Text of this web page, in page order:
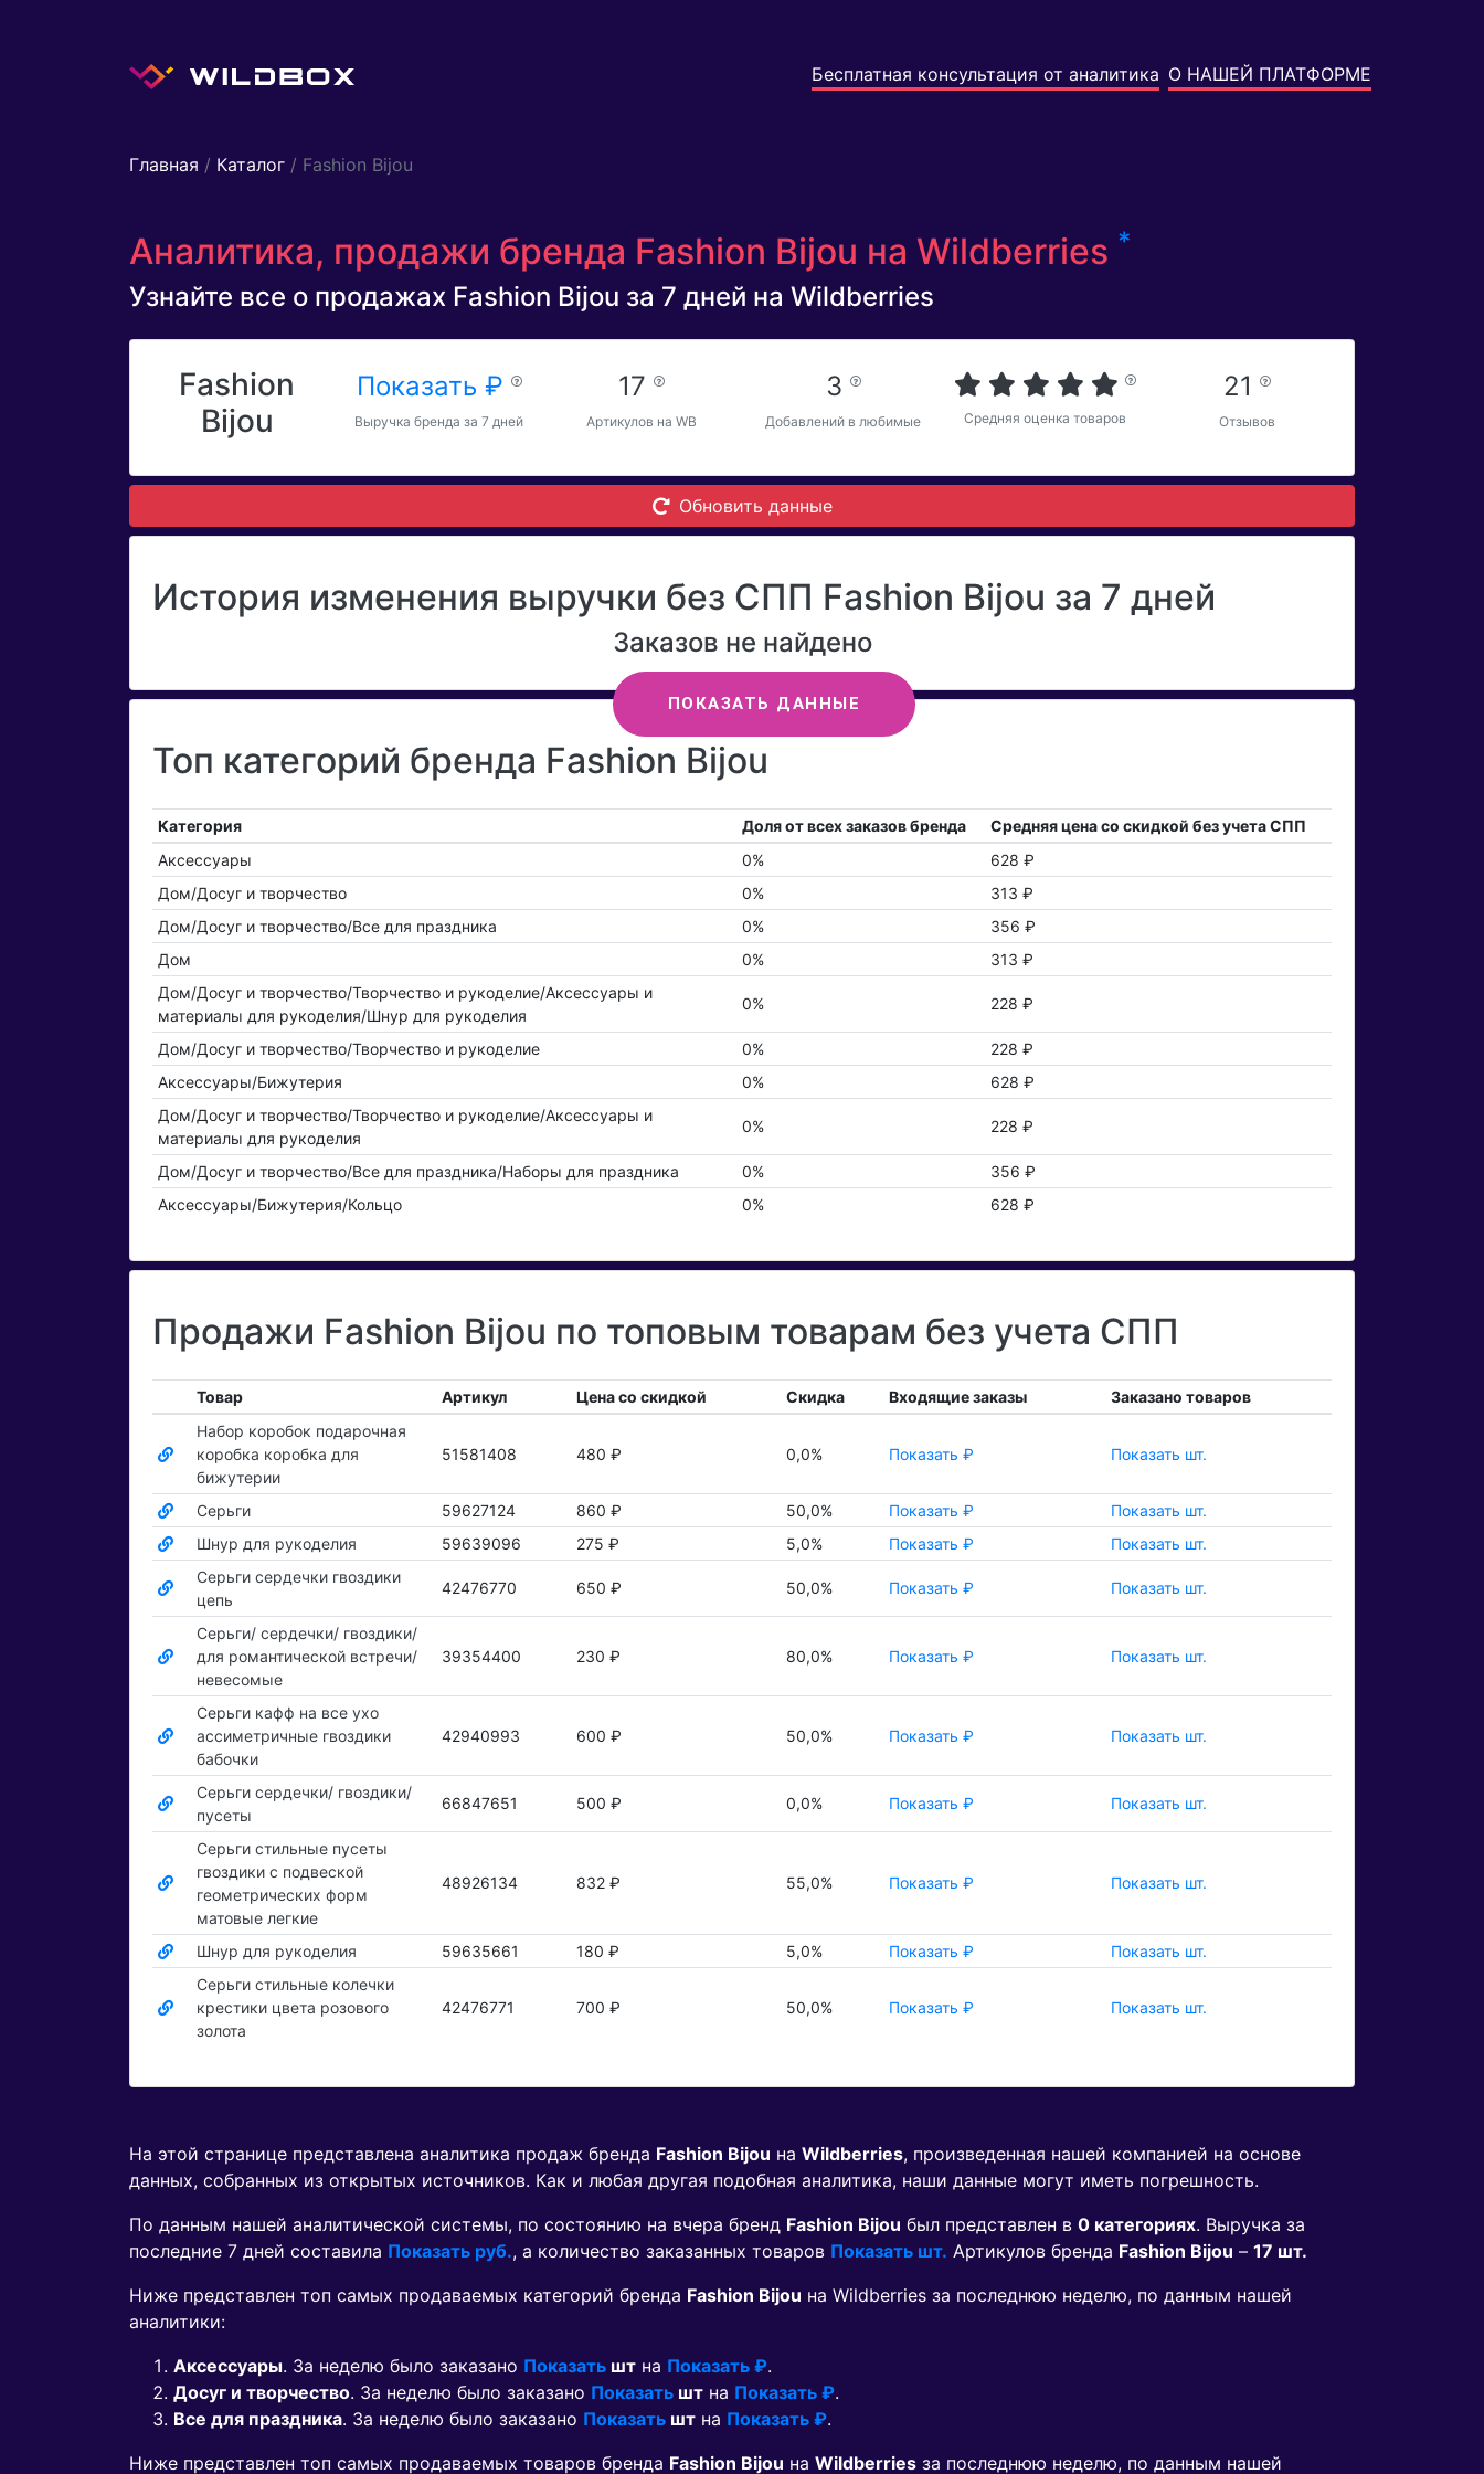
Бесплатная консультация от аналитика О НАШЕЙ ПЛАТФОРМЕ
Главная / Каталог / Fashion Bijou
Аналитика, продажи бренда Fashion Bijou на Wildberries *
Узнайте все о продажах Fashion Bijou за 7 дней на Wildberries
Fashion
Bijou
Показать ₽
Выручка бренда за 7 дней
17
Артикулов на WB
3
Добавлений в любимые Средняя оценка товаров
21
Отзывов
Обновить данные
История изменения выручки без СПП Fashion Bijou за 7 дней
ПОКАЗАТЬ ДАННЫЕ
Заказов не найдено
Топ категорий бренда Fashion Bijou
Категория Доля от всех заказов бренда
Средняя цена со скидкой без учета СПП
Аксессуары
0%
628 ₽
Дом/Досуг и творчество
0%
313 ₽
Дом/Досуг и творчество/Все для праздника
0%
356 ₽
Дом
0%
313 ₽
Дом/Досуг и творчество/Творчество и рукоделие/Аксессуары и
материалы для рукоделия/Шнур для рукоделия
0% 228 ₽
Дом/Досуг и творчество/Творчество и рукоделие 0%
228 ₽
Аксессуары/Бижутерия
0%
628 ₽
Дом/Досуг и творчество/Творчество и рукоделие/Аксессуары и
материалы для рукоделия
0% 228 ₽
Дом/Досуг и творчество/Все для праздника/Наборы для праздника 0%
356 ₽
Аксессуары/Бижутерия/Кольцо
0% 628 ₽
Продажи Fashion Bijou по топовым товарам без учета СПП
Товар Артикул Цена со скидкой Скидка Входящие заказы
Заказано товаров
Набор коробок подарочная
коробка коробка для
бижутерии
51581408 480 ₽ 0,0% Показать ₽ Показать шт.
Серьги 59627124 860 ₽ 50,0% Показать ₽
Показать шт.
Шнур для рукоделия
59639096 275 ₽ 5,0% Показать ₽
Показать шт.
Серьги сердечки гвоздики
цепь
42476770 650 ₽ 50,0% Показать ₽ Показать шт.
Серьги/ сердечки/ гвоздики/
для романтической встречи/
невесомые
39354400 230 ₽ 80,0% Показать ₽ Показать шт.
Серьги кафф на все ухо
ассиметричные гвоздики
бабочки
42940993 600 ₽ 50,0% Показать ₽ Показать шт.
Серьги сердечки/ гвоздики/
пусеты
66847651 500 ₽ 0,0% Показать ₽ Показать шт.
Серьги стильные пусеты
гвоздики с подвеской
геометрических форм
матовые легкие
48926134 832 ₽ 55,0% Показать ₽ Показать шт.
Шнур для рукоделия 59635661 180 ₽ 5,0% Показать ₽
Показать шт.
Серьги стильные колечки
крестики цвета розового
золота
42476771 700 ₽ 50,0% Показать ₽ Показать шт.
На этой странице представлена аналитика продаж бренда Fashion Bijou на Wildberries, произведенная нашей компанией на основе
данных, собранных из открытых источников. Как и любая другая подобная аналитика, наши данные могут иметь погрешность.
По данным нашей аналитической системы, по состоянию на вчера бренд Fashion Bijou был представлен в 0 категориях. Выручка за
последние 7 дней составила Показать руб., а количество заказанных товаров Показать шт. Артикулов бренда Fashion Bijou – 17 шт.
Ниже представлен топ самых продаваемых категорий бренда Fashion Bijou на Wildberries за последнюю неделю, по данным нашей
аналитики:
Аксессуары. За неделю было заказано Показать шт на Показать ₽.
Досуг и творчество. За неделю было заказано Показать шт на Показать ₽.
Все для праздника. За неделю было заказано Показать шт на Показать ₽.
Ниже представлен топ самых продаваемых товаров бренда Fashion Bijou на Wildberries за последнюю неделю, по данным нашей